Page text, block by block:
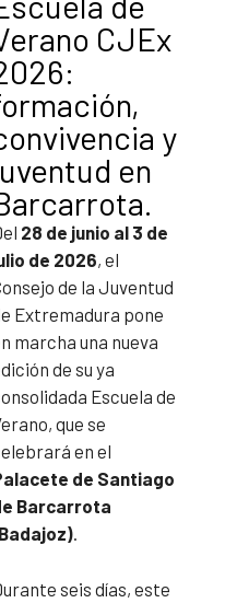
CJEx
y
en
28 de junio al 3 de
de 2026, el
de la Juventud
Extremadura pone
marcha una nueva
de su ya
Escuela de
que se
en el
de Santiago
Barcarrota
.
seis días, este